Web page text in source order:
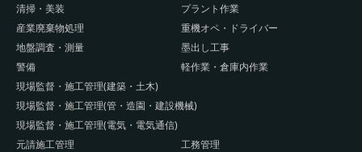
清掃・美装
プラント作業
産業廃棄物処理
重機オペ・ドライバー
地盤調査・測量
墨出し工事
警備
軽作業・倉庫内作業
現場監督・施工管理(建築・土木)
現場監督・施工管理(管・造園・建設機械)
現場監督・施工管理(電気・電気通信)
元請施工管理
工務管理